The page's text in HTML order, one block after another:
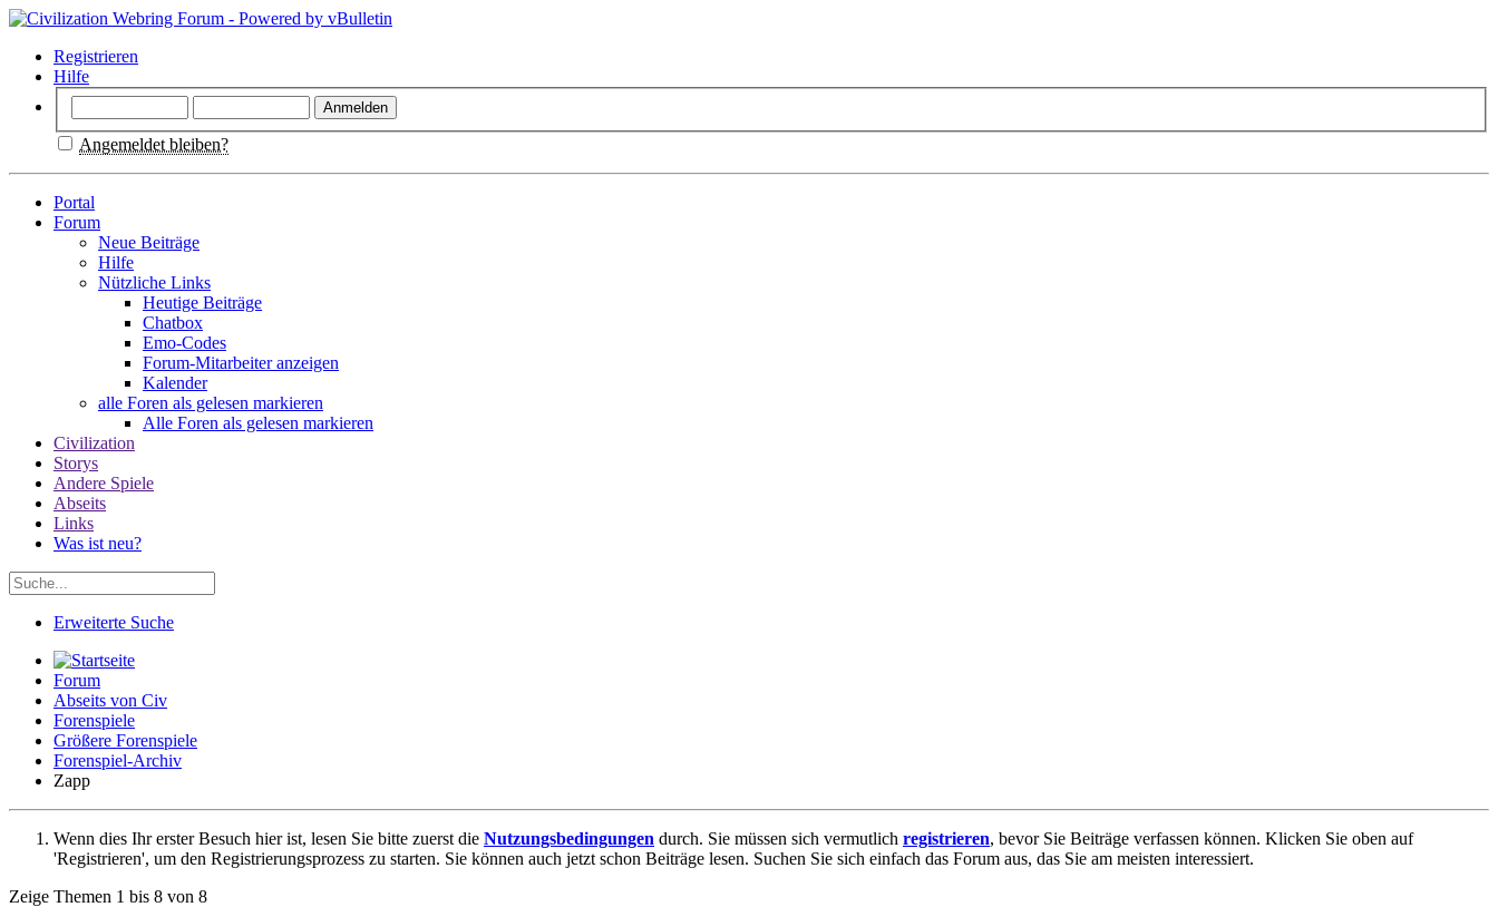
Registrieren
Hilfe
Angemeldet bleiben?
Portal
Forum
Neue Beiträge
Hilfe
Nützliche Links
Heutige Beiträge
Chatbox
Emo-Codes
Forum-Mitarbeiter anzeigen
Kalender
alle Foren als gelesen markieren
Alle Foren als gelesen markieren
Civilization
Storys
Andere Spiele
Abseits
Links
Was ist neu?
Erweiterte Suche
Forum
Abseits von Civ
Forenspiele
Größere Forenspiele
Forenspiel-Archiv
Zapp
Wenn dies Ihr erster Besuch hier ist, lesen Sie bitte zuerst die Nutzungsbedingungen durch. Sie müssen sich vermutlich registrieren, bevor Sie Beiträge verfassen können. Klicken Sie oben auf
'Registrieren', um den Registrierungsprozess zu starten. Sie können auch jetzt schon Beiträge lesen. Suchen Sie sich einfach das Forum aus, das Sie am meisten interessiert.
Zeige Themen 1 bis 8 von 8